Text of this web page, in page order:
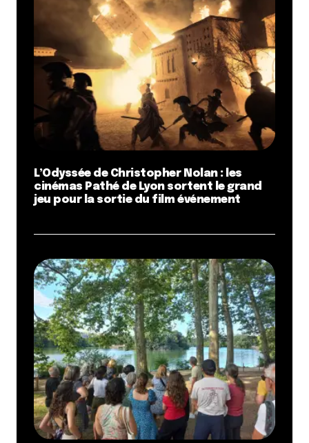
L’Odyssée de Christopher Nolan : les
cinémas Pathé de Lyon sortent le grand
jeu pour la sortie du film événement